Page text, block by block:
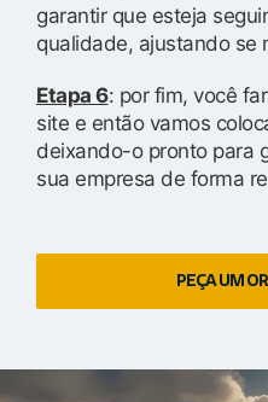
garantir que esteja
qualidade, ajustando se
Etapa 6: por fim, você
site e então vamos
deixando-o pronto para
sua empresa de forma
PEÇA UM